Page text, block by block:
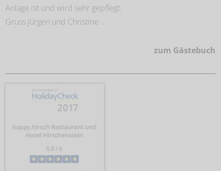
Anlage ist und wird sehr gepflegt.
Gruss Jürgen und Christine ...
zum Gästebuch